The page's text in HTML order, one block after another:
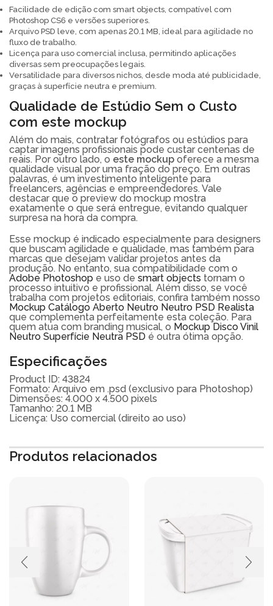
Facilidade de edição com smart objects, compatível com
Photoshop CS6 e versões superiores.
Arquivo PSD leve, com apenas 20.1 MB, ideal para agilidade no
fluxo de trabalho.
Licença para uso comercial inclusa, permitindo aplicações
diversas sem preocupações legais.
Versatilidade para diversos nichos, desde moda até publicidade,
graças à superfície neutra e premium.
Qualidade de Estúdio Sem o Custo
com este mockup
Além do mais, contratar fotógrafos ou estúdios para
captar imagens profissionais pode custar centenas de
reais. Por outro lado, o este mockup oferece a mesma
qualidade visual por uma fração do preço. Em outras
palavras, é um investimento inteligente para
freelancers, agências e empreendedores. Vale
destacar que o preview do mockup mostra
exatamente o que será entregue, evitando qualquer
surpresa na hora da compra.
Esse mockup é indicado especialmente para designers
que buscam agilidade e qualidade, mas também para
marcas que desejam validar projetos antes da
produção. No entanto, sua compatibilidade com o
Adobe Photoshop e uso de smart objects tornam o
processo intuitivo e profissional. Além disso, se você
trabalha com projetos editoriais, confira também nosso
Mockup Catálogo Aberto Neutro Neutro PSD Realista
que complementa perfeitamente esta coleção. Para
quem atua com branding musical, o Mockup Disco Vinil
Neutro Superfície Neutra PSD é outra ótima opção.
Especificações
Product ID: 43824
Formato: Arquivo em .psd (exclusivo para Photoshop)
Dimensões: 4.000 x 4.500 pixels
Tamanho: 20.1 MB
Licença: Uso comercial (direito ao uso)
Produtos relacionados